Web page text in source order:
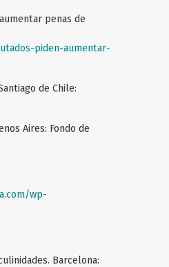
penas de
piden-aumentar-
de Chile:
Aires: Fondo de
wp-
Barcelona: